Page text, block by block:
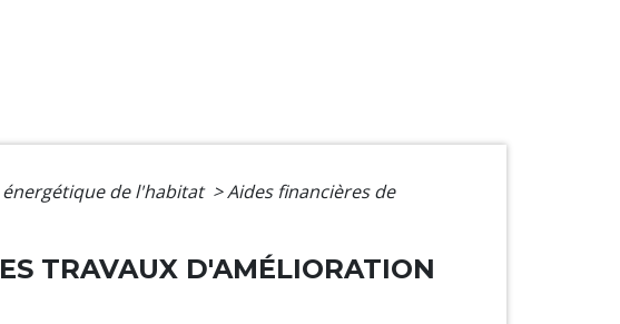
de l'habitat >Aides financières de
TRAVAUX D'AMÉLIORATION